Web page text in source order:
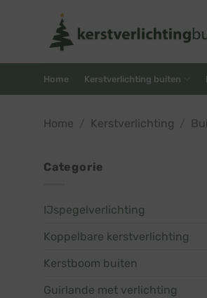
Home Kerstverlichting buiten
Home Kerstverlichting
Categorie
IJspegelverlichting
Koppelbare kerstverlichting
Kerstboom buiten
Guirlande met verlichting